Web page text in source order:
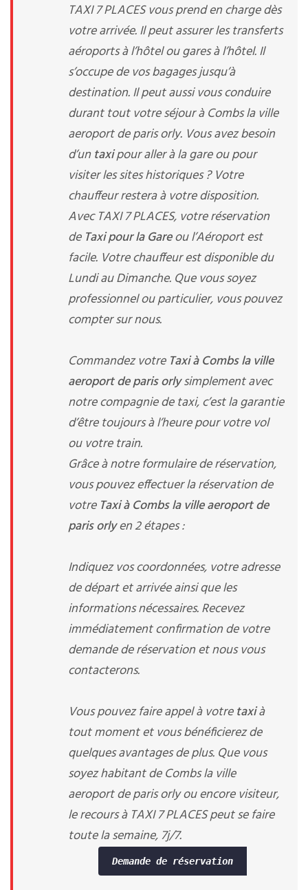
TAXI 7 PLACES vous prend en charge dès
votre arrivée. Il peut assurer les transferts
aéroports à l’hôtel ou gares à l’hôtel. Il
s’occupe de vos bagages jusqu’à
destination. Il peut aussi vous conduire
durant tout votre séjour à Combs la ville
aeroport de paris orly. Vous avez besoin
d’un taxipour aller à la gare ou pour
visiter les sites historiques ? Votre
chauffeur restera à votre disposition.
Avec TAXI 7 PLACES, votre réservation
de Taxi pour la Gareou l’Aéroport est
facile. Votre chauffeur est disponible du
Lundi au Dimanche. Que vous soyez
professionnel ou particulier, vous pouvez
compter sur nous.
Commandez votre Taxi à Combs la ville
aeroport de paris orlysimplement avec
notre compagnie de taxi, c’est la garantie
d’être toujours à l’heure pour votre vol
ou votre train.
Grâce à notre formulaire de réservation,
vous pouvez effectuer la réservation de
votre Taxi à Combs la ville aeroport de
paris orlyen 2 étapes :
Indiquez vos coordonnées, votre adresse
de départ et arrivée ainsi que les
informations nécessaires. Recevez
immédiatement confirmation de votre
demande de réservation et nous vous
contacterons.
Vous pouvez faire appel à votretaxià
tout moment et vous bénéficierez de
quelques avantages de plus. Que vous
soyez habitant de Combs la ville
aeroport de paris orly ou encore visiteur,
le recours à TAXI 7 PLACES peut se faire
toute la semaine, 7j/7.
Demande de réservation